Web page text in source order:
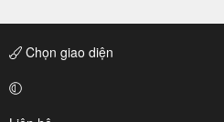
Chọn giao diện